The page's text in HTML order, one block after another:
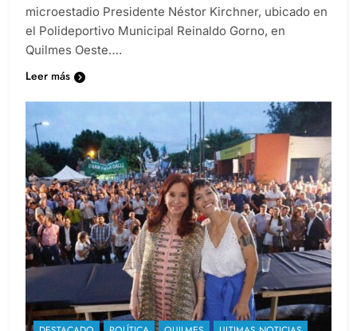
microestadio Presidente Néstor Kirchner, ubicado en
el Polideportivo Municipal Reinaldo Gorno, en
Quilmes Oeste….
Leer más